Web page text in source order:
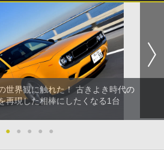
世界観に触れた！ 古きよき時代の
再現した相棒にしたくなる1台
● ● ● ● ●